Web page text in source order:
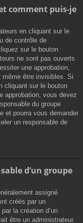
comment puis-je
en cliquant sur le
de contrôle de
sur le bouton
ne sont pas ouverts
une approbation,
même être invisibles. Si
cliquant sur le bouton
approbation, vous devez
du groupe
et pourra vous demander
un responsable de
d’un groupe
assigné
créés par un
la création d’un
être un administrateur.